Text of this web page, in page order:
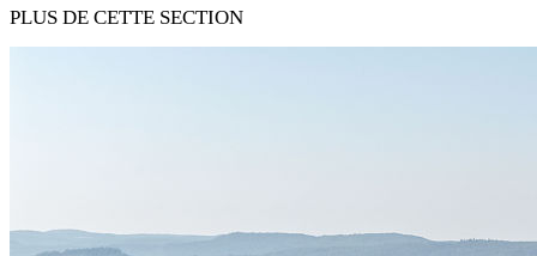
PLUS DE CETTE SECTION